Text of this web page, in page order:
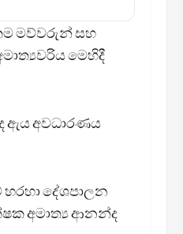
මව්වරුන් සහ
මෙහිදී
ඇය අවධාරණය
හරහා දේශපාලන
අමාත්‍ය ආනන්ද